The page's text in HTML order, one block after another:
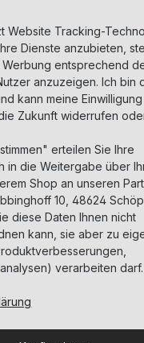
byFriendly Captcha
Website Tracking-
Dienste anzubieten,
entsprechend
anzuzeigen. Ich bin
kann meine
Zukunft widerrufen
erteilen Sie Ihre
in die Weitergabe über
Shop an unseren
10, 48624
diese Daten Ihnen nicht
kann, sie aber zu
verarbeiten darf.